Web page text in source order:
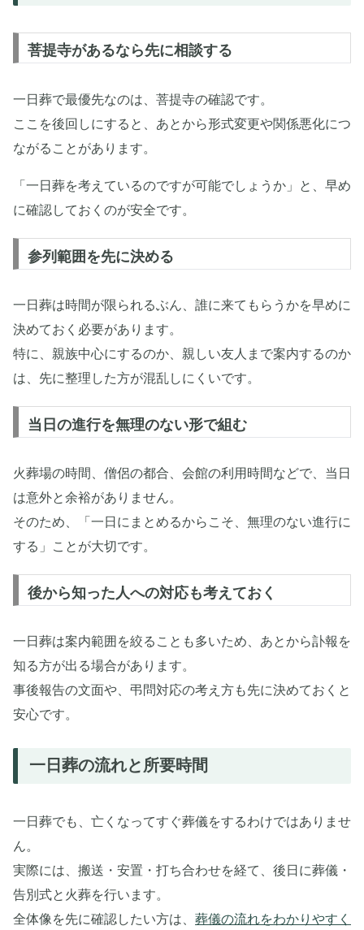
菩提寺があるなら先に相談する
一日葬で最優先なのは、菩提寺の確認です。
ここを後回しにすると、あとから形式変更や関係悪化につ
ながることがあります。
「一日葬を考えているのですが可能でしょうか」と、早め
に確認しておくのが安全です。
参列範囲を先に決める
一日葬は時間が限られるぶん、誰に来てもらうかを早めに
決めておく必要があります。
特に、親族中心にするのか、親しい友人まで案内するのか
は、先に整理した方が混乱しにくいです。
当日の進行を無理のない形で組む
火葬場の時間、僧侶の都合、会館の利用時間などで、当日
は意外と余裕がありません。
そのため、「一日にまとめるからこそ、無理のない進行に
する」ことが大切です。
後から知った人への対応も考えておく
一日葬は案内範囲を絞ることも多いため、あとから訃報を
知る方が出る場合があります。
事後報告の文面や、弔問対応の考え方も先に決めておくと
安心です。
一日葬の流れと所要時間
一日葬でも、亡くなってすぐ葬儀をするわけではありませ
ん。
実際には、搬送・安置・打ち合わせを経て、後日に葬儀・
告別式と火葬を行います。
全体像を先に確認したい方は、 葬儀の流れをわかりやすく